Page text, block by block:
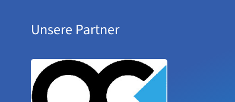
Unsere Partner